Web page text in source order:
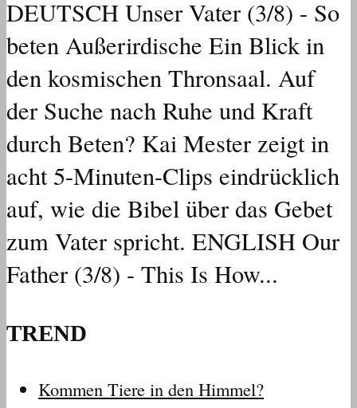
DEUTSCH Unser Vater (3/8) - So
beten Außerirdische Ein Blick in
den kosmischen Thronsaal. Auf
der Suche nach Ruhe und Kraft
durch Beten? Kai Mester zeigt in
acht 5-Minuten-Clips eindrücklich
auf, wie die Bibel über das Gebet
zum Vater spricht. ENGLISH Our
Father (3/8) - This Is How...
TREND
Kommen Tiere in den Himmel?